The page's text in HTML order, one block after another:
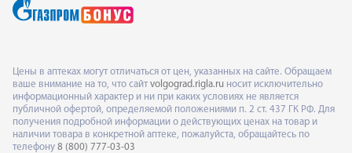
Цены в аптеках могут отличаться от цен, указанных на сайте. Обращаем
ваше внимание на то, что сайт volgograd.rigla.ru носит исключительно
информационный характер и ни при каких условиях не является
публичной офертой, определяемой положениями п. 2 ст. 437 ГК РФ. Для
получения подробной информации о действующих ценах на товар и
наличии товара в конкретной аптеке, пожалуйста, обращайтесь по
телефону 8 (800) 777-03-03